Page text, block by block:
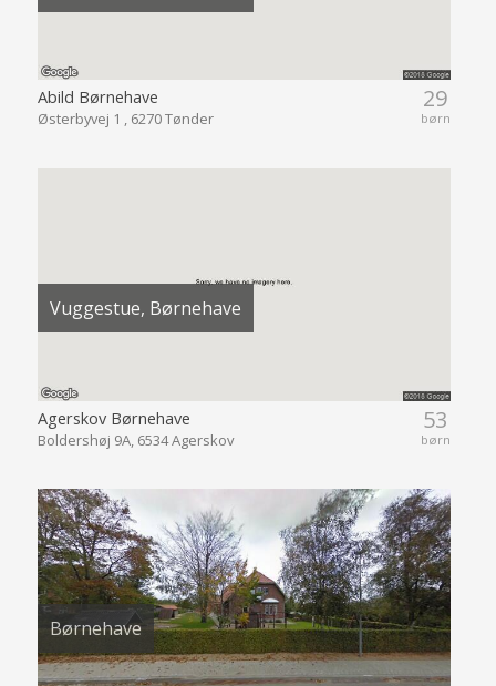
29
børn
Abild Børnehave
Østerbyvej 1 , 6270 Tønder
Vuggestue, Børnehave
53
børn
Agerskov Børnehave
Boldershøj 9A, 6534 Agerskov
Børnehave